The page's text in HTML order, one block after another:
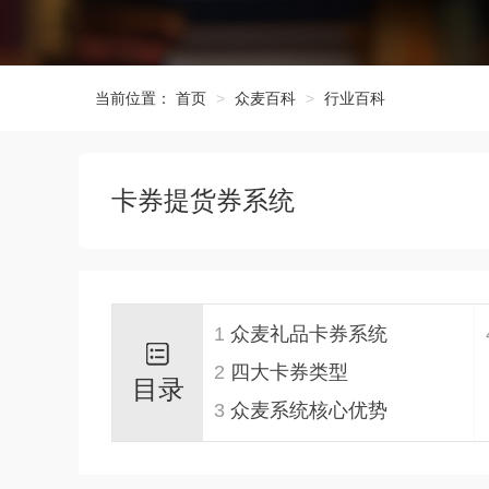
当前位置： 首页 众麦百科 行业百科
卡券提货券系统
目录
1众麦礼品卡券系统
2 四大卡券类型
3众麦系统核心优势